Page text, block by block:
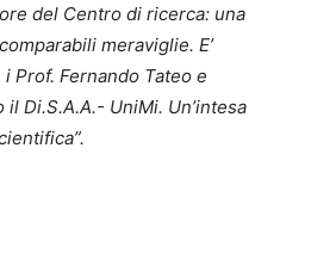
del Centro di ricerca: una
meraviglie. E’
Prof. Fernando Tateo e
Di.S.A.A.- UniMi. Un’intesa